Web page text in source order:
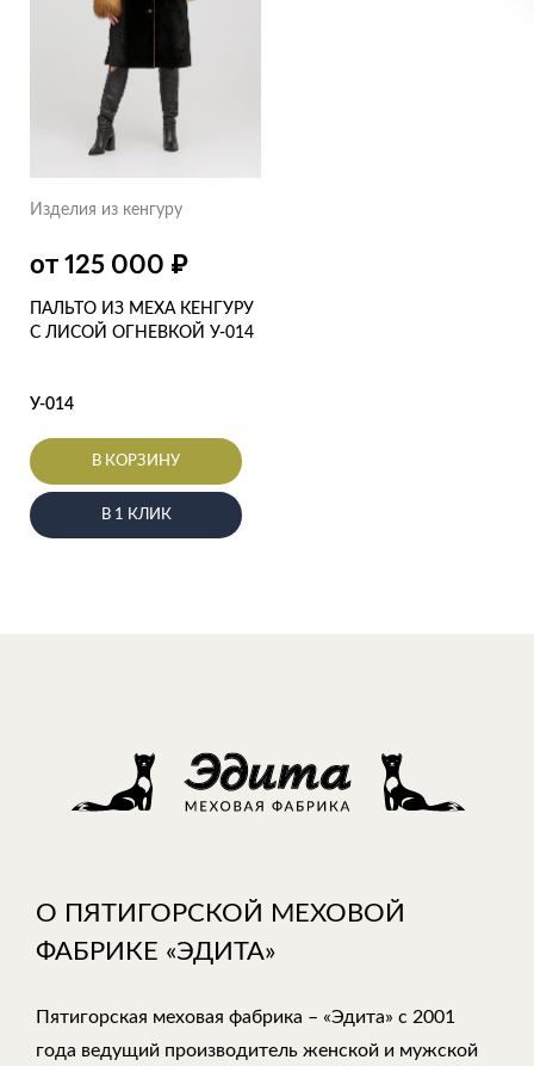
Изделия из кенгуру
от 125 000 ₽
ПАЛЬТО ИЗ МЕХА КЕНГУРУ
С ЛИСОЙ ОГНЕВКОЙ У-014
У-014
В КОРЗИНУ
В 1 КЛИК
О ПЯТИГОРСКОЙ МЕХОВОЙ
ФАБРИКЕ «ЭДИТА»
Пятигорская меховая фабрика – «Эдита» с 2001
года ведущий производитель женской и мужской